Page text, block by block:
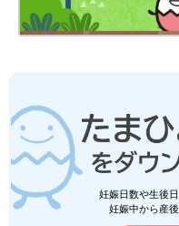
妊娠日数や生後
妊娠中から産